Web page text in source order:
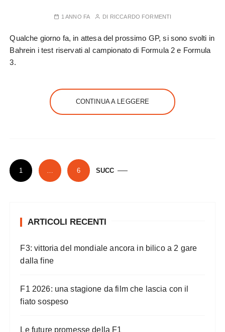
1 ANNO FA DI RICCARDO FORMENTI
Qualche giorno fa, in attesa del prossimo GP, si sono svolti in
Bahrein i test riservati al campionato di Formula 2 e Formula
3.
CONTINUA A LEGGERE
P
a
1 … 6 SUCC
ARTICOLI RECENTI
F3: vittoria del mondiale ancora in bilico a 2 gare
dalla fine
F1 2026: una stagione da film che lascia con il
fiato sospeso
Le future promesse della F1